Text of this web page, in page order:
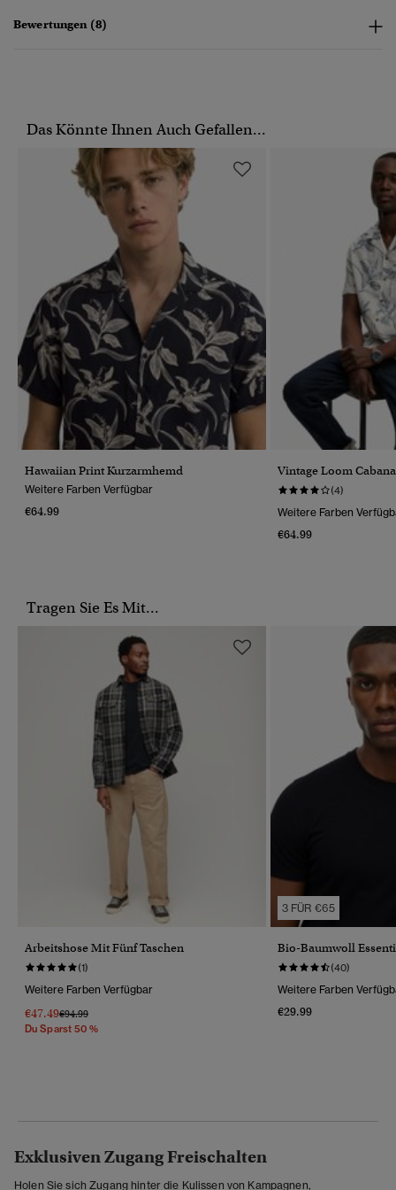
Bewertungen (8)
Das Könnte Ihnen Auch Gefallen...
Hawaiian Print Kurzarmhemd
Weitere Farben Verfügbar
€64.99
Vintage Loom
(4)
Weitere Farben
€64.99
Tragen Sie Es Mit...
Arbeitshose Mit Fünf Taschen
(1)
Weitere Farben Verfügbar
€47.49Preis Wurde Reduziert Von
€94.99Bis
Du Sparst 50 %
3 FÜR €65
Bio-Baumwoll
(40)
Weitere Farben
€29.99
Exklusiven Zugang Freischalten
Holen Sie sich Zugang hinter die Kulissen von Kampagnen,